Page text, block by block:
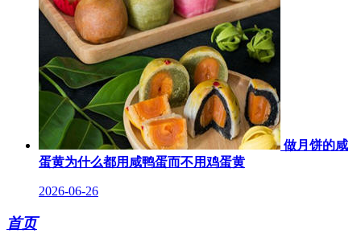
做月饼的咸
蛋黄为什么都用咸鸭蛋而不用鸡蛋黄
2026-06-26
首页